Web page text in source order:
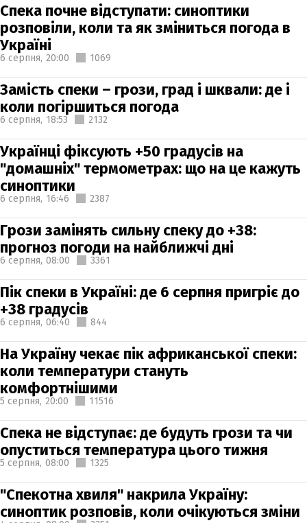
Спека почне відступати: синоптики
розповіли, коли та як зміниться погода в
Україні
6 серпня, 20:00 1069
Замість спеки – грози, град і шквали: де і
коли погіршиться погода
6 серпня, 18:53 2132
Українці фіксують +50 градусів на
"домашніх" термометрах: що на це кажуть
синоптики
6 серпня, 16:46 2387
Грози замінять сильну спеку до +38:
прогноз погоди на найближчі дні
6 серпня, 08:00 3361
Пік спеки в Україні: де 6 серпня пригріє до
+38 градусів
6 серпня, 06:40 844
На Україну чекає пік африканської спеки:
коли температури стануть
комфортнішими
5 серпня, 20:00 11516
Спека не відступає: де будуть грози та чи
опуститься температура цього тижня
5 серпня, 08:00 1325
"Спекотна хвиля" накрила Україну:
синоптик розповів, коли очікуються зміни